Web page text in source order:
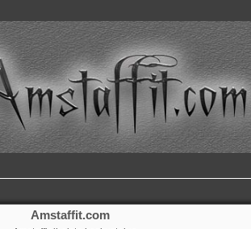
Amstaffit.com